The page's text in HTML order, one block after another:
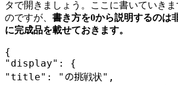
タで開きましょう。ここに書いていき
のですが、 書き方を0から説明するのは
に完成品を載せておきます。
{
"display": {
"title": "の挑戦状",